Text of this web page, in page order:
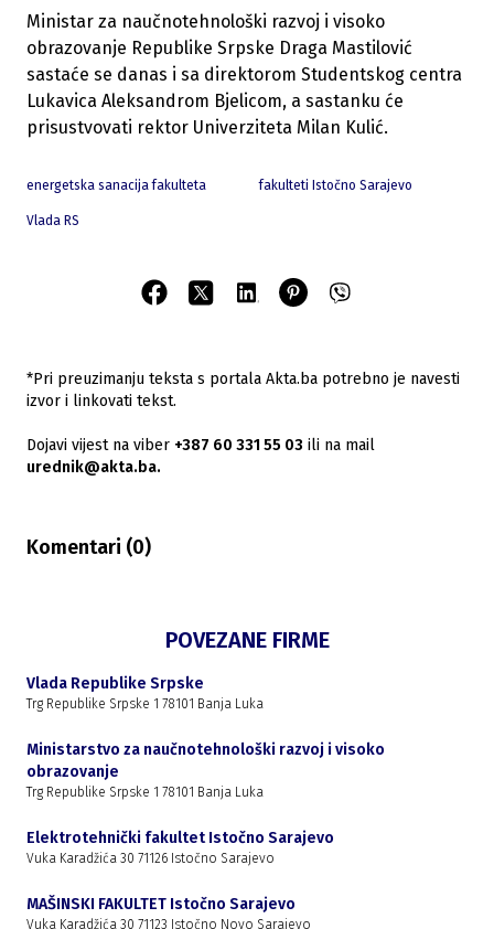
Ministar za naučnotehnološki razvoj i visoko
obrazovanje Republike Srpske Draga Mastilović
sastaće se danas i sa direktorom Studentskog centra
Lukavica Aleksandrom Bjelicom, a sastanku će
prisustvovati rektor Univerziteta Milan Kulić.
energetska sanacija fakulteta fakulteti Istočno Sarajevo
Vlada RS
*Pri preuzimanju teksta s portala Akta.ba potrebno je navesti
izvor i linkovati tekst.
Dojavi vijest na viber +387 60 331 55 03 ili na mail
urednik@akta.ba.
Komentari (0)
POVEZANE FIRME
Vlada Republike Srpske
Trg Republike Srpske 1 78101 Banja Luka
Ministarstvo za naučnotehnološki razvoj i visoko
obrazovanje
Trg Republike Srpske 1 78101 Banja Luka
Elektrotehnički fakultet Istočno Sarajevo
Vuka Karadžića 30 71126 Istočno Sarajevo
MAŠINSKI FAKULTET Istočno Sarajevo
Vuka Karadžića 30 71123 Istočno Novo Sarajevo